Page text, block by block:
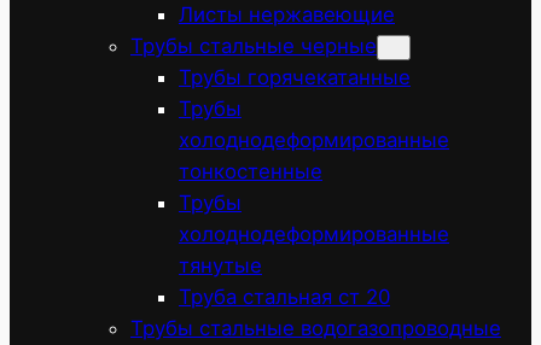
Листы нержавеющие
Трубы стальные черные
Трубы горячекатанные
Трубы
холоднодеформированные
тонкостенные
Трубы
холоднодеформированные
тянутые
Труба стальная ст 20
Трубы стальные водогазопроводные